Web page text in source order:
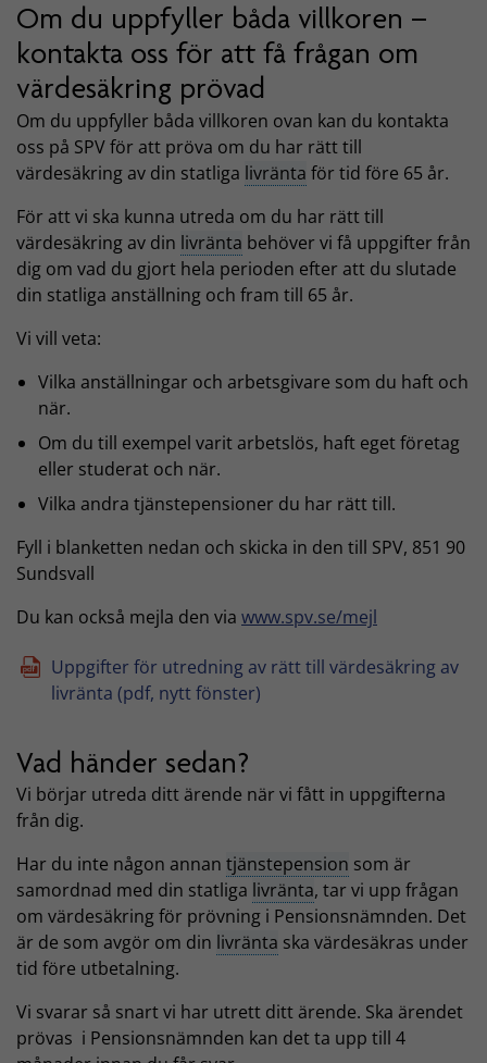
Om du uppfyller båda villkoren –
kontakta oss för att få frågan om
värdesäkring prövad
Om du uppfyller båda villkoren ovan kan du kontakta
oss på SPV för att pröva om du har rätt till
värdesäkring av din statliga livränta för tid före 65 år.
För att vi ska kunna utreda om du har rätt till
värdesäkring av din livränta behöver vi få uppgifter från
dig om vad du gjort hela perioden efter att du slutade
din statliga anställning och fram till 65 år.
Vi vill veta:
Vilka anställningar och arbetsgivare som du haft och
när.
Om du till exempel varit arbetslös, haft eget företag
eller studerat och när.
Vilka andra tjänstepensioner du har rätt till.
Fyll i blanketten nedan och skicka in den till SPV, 851 90
Sundsvall
Du kan också mejla den via www.spv.se/mejl
Uppgifter för utredning av rätt till värdesäkring av
livränta (pdf, nytt fönster)
Vad händer sedan?
Vi börjar utreda ditt ärende när vi fått in uppgifterna
från dig.
Har du inte någon annan tjänstepension som är
samordnad med din statliga livränta, tar vi upp frågan
om värdesäkring för prövning i Pensionsnämnden. Det
är de som avgör om din livränta ska värdesäkras under
tid före utbetalning.
Vi svarar så snart vi har utrett ditt ärende. Ska ärendet
prövas i Pensionsnämnden kan det ta upp till 4